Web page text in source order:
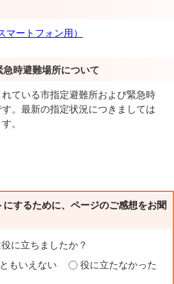
ートフォン用）
時避難場所について
ている市指定避難所および緊急時
。最新の指定状況につきましては
。
するために、ページのご感想をお聞
に立ちましたか？
もいえない 役に立たなかった